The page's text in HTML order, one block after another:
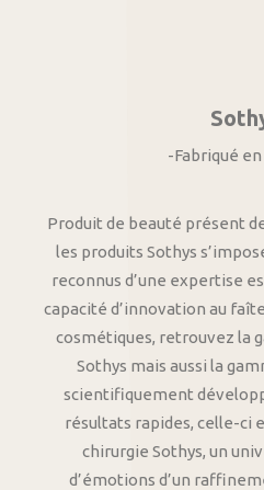
-Fabriqué
Produit de beauté présent
les produits Sothys
reconnus d’une expertise
capacité d’innovation au
cosmétiques, retrouvez la
Sothys mais aussi la
scientifiquement
résultats rapides, celle-ci
chirurgie Sothys, un
d’émotions d’un